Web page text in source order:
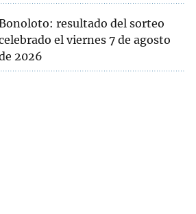
resultado del sorteo
el viernes 7 de agosto
2026